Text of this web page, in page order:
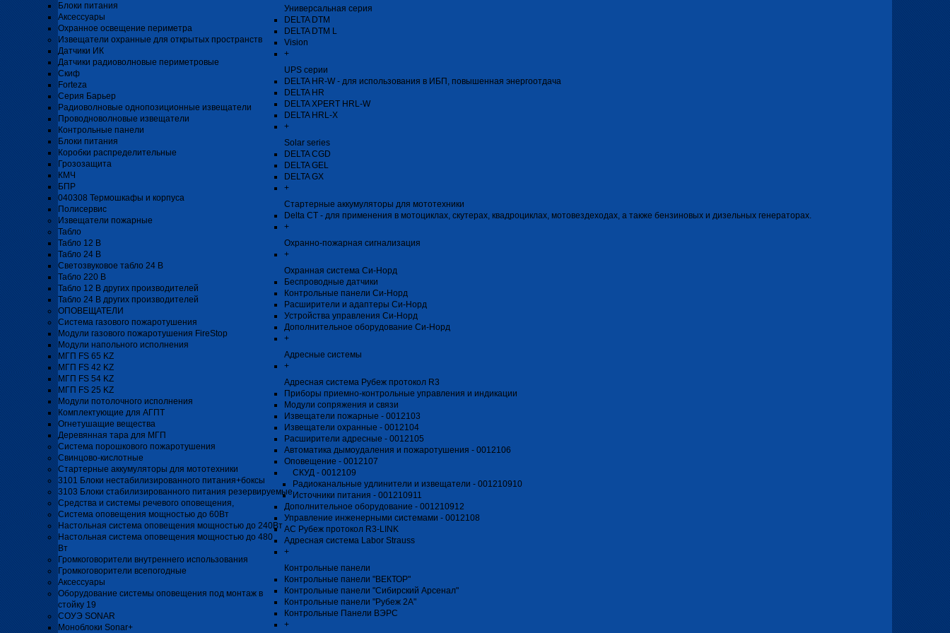
Блоки питания
Аксессуары
Охранное освещение периметра
Извещатели охранные для открытых пространств
Датчики ИК
Датчики радиоволновые периметровые
Скиф
Forteza
Серия Барьер
Радиоволновые однопозиционные извещатели
Проводноволновые извещатели
Контрольные панели
Блоки питания
Коробки распределительные
Грозозащита
КМЧ
БПР
040308 Термошкафы и корпуса
Полисервис
Извещатели пожарные
Табло
Табло 12 В
Табло 24 В
Светозвуковое табло 24 В
Табло 220 В
Табло 12 В других производителей
Табло 24 В других производителей
ОПОВЕЩАТЕЛИ
Система газового пожаротушения
Модули газового пожаротушения FireStop
Модули напольного исполнения
МГП FS 65 KZ
МГП FS 42 KZ
МГП FS 54 KZ
МГП FS 25 KZ
Модули потолочного исполнения
Комплектующие для АГПТ
Огнетушащие вещества
Деревянная тара для МГП
Система порошкового пожаротушения
Свинцово-кислотные
Стартерные аккумуляторы для мототехники
3101 Блоки нестабилизированного питания+боксы
3103 Блоки стабилизированного питания резервируемые
Средства и системы речевого оповещения,
Система оповещения мощностью до 60Вт
Настольная система оповещения мощностью до 240Вт
Настольная система оповещения мощностью до 480
Вт
Громкоговорители внутреннего использования
Громкоговорители всепогодные
Аксессуары
Оборудование системы оповещения под монтаж в
стойку 19
СОУЭ SONAR
Моноблоки Sonar+
Универсальная серия
DELTA DTM
DELTA DTM L
Vision
+
UPS серии
DELTA HR-W - для использования в ИБП, повышенная энергоотдача
DELTA HR
DELTA XPERT HRL-W
DELTA HRL-Х
+
Solar series
DELTA CGD
DELTA GEL
DELTA GX
+
Стартерные аккумуляторы для мототехники
Delta CT - для применения в мотоциклах, скутерах, квадроциклах, мотовездеходах, а также бензиновых и дизельных генераторах.
+
Охранно-пожарная сигнализация
+
Охранная система Си-Норд
Беспроводные датчики
Контрольные панели Си-Норд
Расширители и адаптеры Си-Норд
Устройства управления Си-Норд
Дополнительное оборудование Си-Норд
+
Адресные системы
+
Адресная система Рубеж протокол R3
Приборы приемно-контрольные управления и индикации
Модули сопряжения и связи
Извещатели пожарные - 0012103
Извещатели охранные - 0012104
Расширители адресные - 0012105
Автоматика дымоудаления и пожаротушения - 0012106
Оповещение - 0012107
СКУД - 0012109
Радиоканальные удлинители и извещатели - 001210910
Источники питания - 001210911
Дополнительное оборудование - 001210912
Управление инженерными системами - 0012108
АС Рубеж протокол R3-LINK
Адресная система Labor Strauss
+
Контрольные панели
Контрольные панели "ВЕКТОР"
Контрольные панели "Сибирский Арсенал"
Контрольные панели "Рубеж 2А"
Контрольные Панели ВЭРС
+